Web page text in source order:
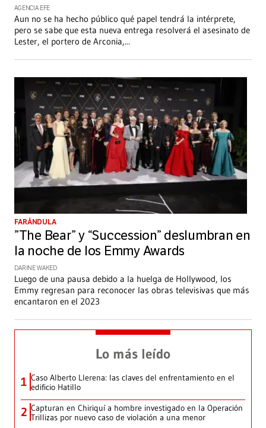
AGENCIA EFE
Aun no se ha hecho público qué papel tendrá la intérprete,
pero se sabe que esta nueva entrega resolverá el asesinato de
Lester, el portero de Arconia,...
FARÁNDULA
”The Bear” y “Succession” deslumbran en
la noche de los Emmy Awards
DARINE WAKED
Luego de una pausa debido a la huelga de Hollywood, los
Emmy regresan para reconocer las obras televisivas que más
encantaron en el 2023
Lo más leído
1 Caso Alberto Llerena: las claves del enfrentamiento en el
edificio Hatillo
2 Capturan en Chiriquí a hombre investigado en la Operación
Trillizas por nuevo caso de violación a una menor